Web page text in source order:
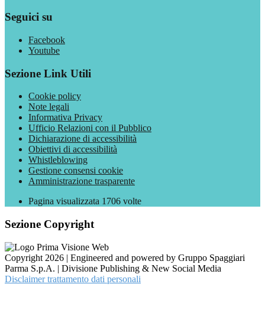
Seguici su
Facebook
Youtube
Sezione Link Utili
Cookie policy
Note legali
Informativa Privacy
Ufficio Relazioni con il Pubblico
Dichiarazione di accessibilità
Obiettivi di accessibilità
Whistleblowing
Gestione consensi cookie
Amministrazione trasparente
Pagina visualizzata 1706 volte
Sezione Copyright
Copyright 2026 | Engineered and powered by Gruppo Spaggiari
Parma S.p.A. | Divisione Publishing & New Social Media
Disclaimer trattamento dati personali